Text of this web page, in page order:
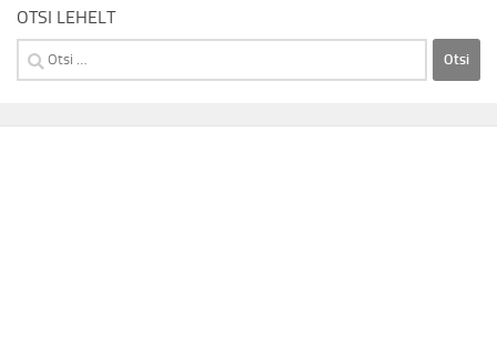
OTSI LEHELT
Otsi: